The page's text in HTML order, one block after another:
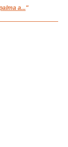
a..."